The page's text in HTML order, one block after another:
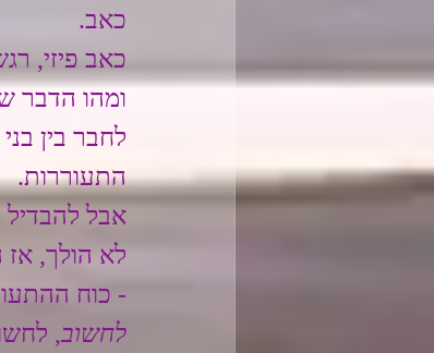
כאב.
כאב פיזי,
ומהו הדבר
לחבר בין
התעוררות.
אבל
לא הולך,
- כוח
לחשוב,